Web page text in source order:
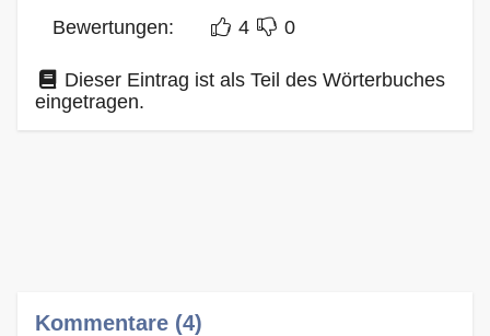
Bewertungen:
4 0
Dieser Eintrag ist als Teil des Wörterbuches
eingetragen.
Kommentare (4)